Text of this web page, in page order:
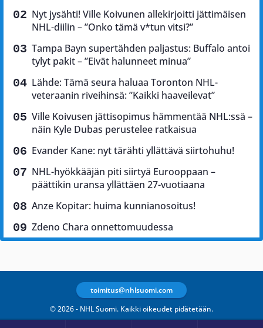
Nyt jysähti! Ville Koivunen allekirjoitti jättimäisen
NHL-diilin – ”Onko tämä v*tun vitsi?”
Tampa Bayn supertähden paljastus: Buffalo antoi
tylyt pakit – ”Eivät halunneet minua”
Lähde: Tämä seura haluaa Toronton NHL-
veteraanin riveihinsä: ”Kaikki haaveilevat”
Ville Koivusen jättisopimus hämmentää NHL:ssä –
näin Kyle Dubas perustelee ratkaisua
Evander Kane: nyt tärähti yllättävä siirtohuhu!
NHL-hyökkääjän piti siirtyä Eurooppaan –
päättikin uransa yllättäen 27-vuotiaana
Anze Kopitar: huima kunnianosoitus!
Zdeno Chara onnettomuudessa
© 2026 - NHL Suomi. Kaikki oikeudet pidätetään.
toimitus@nhlsuomi.com